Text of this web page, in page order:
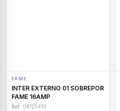
FAME
INTER EXTERNO 01 SOBREPOR
FAME 16AMP
Ref: 08125410